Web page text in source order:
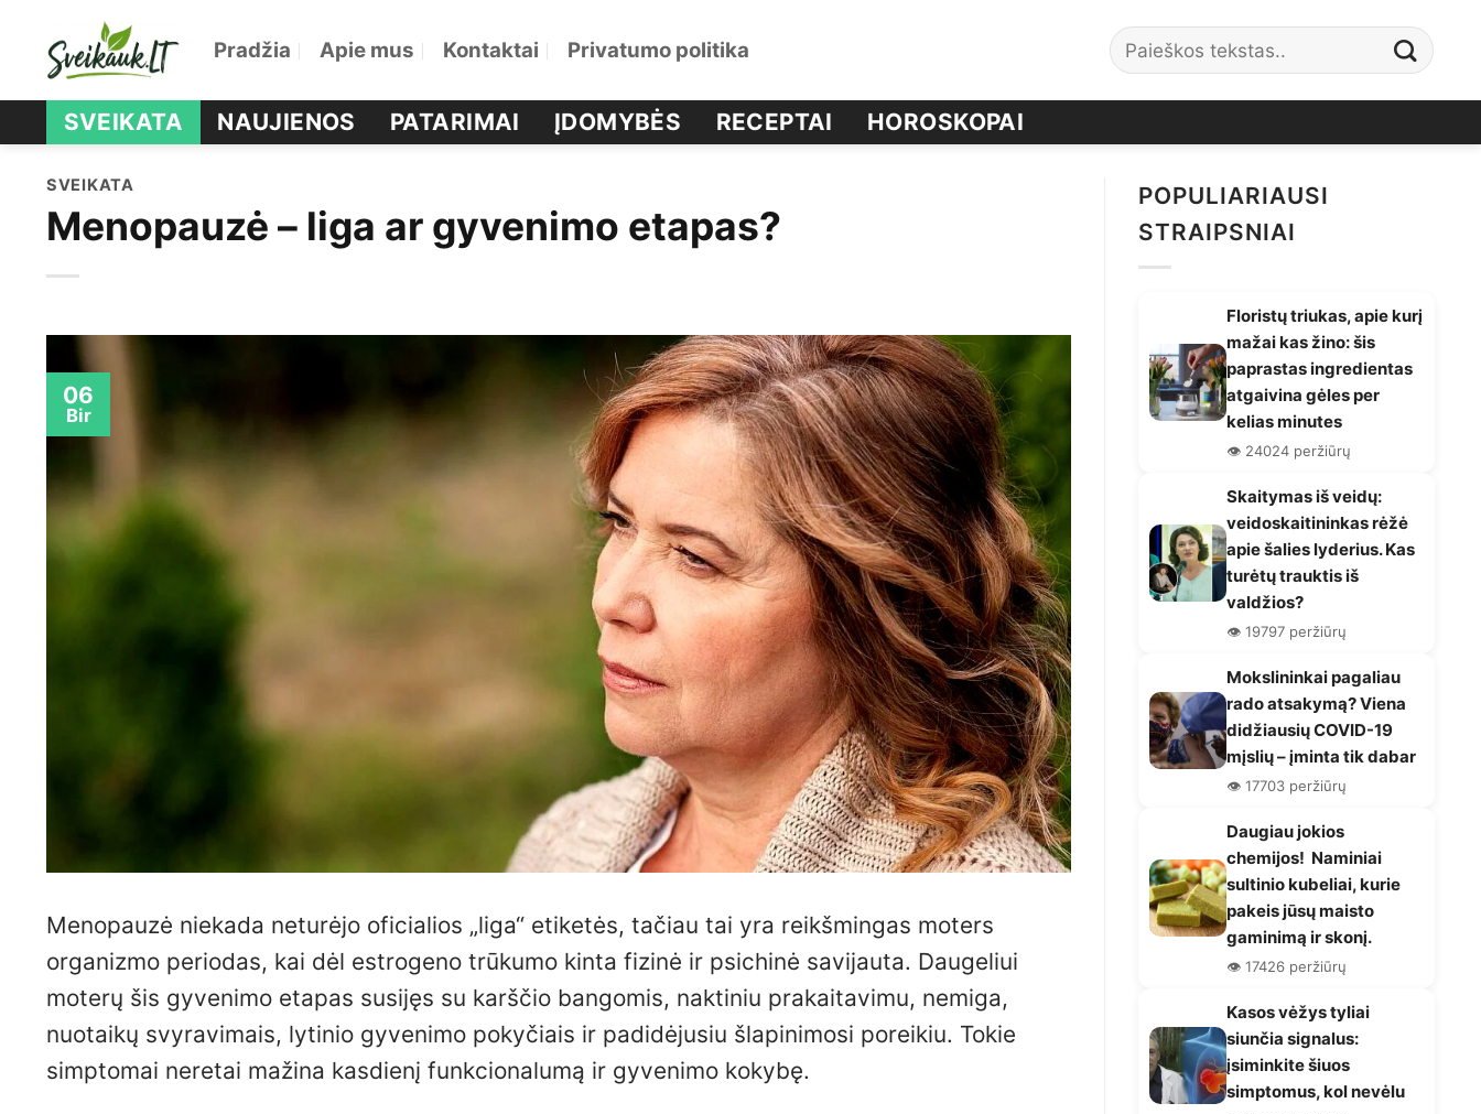
Pradžia Apie mus Kontaktai Privatumo politika
SVEIKATA NAUJIENOS PATARIMAI ĮDOMYBĖS RECEPTAI HOROSKOPAI
SVEIKATA
Menopauzė – liga ar gyvenimo etapas?
06
Bir
Menopauzė niekada neturėjo oficialios „liga“ etiketės, tačiau tai yra reikšmingas moters
organizmo periodas, kai dėl estrogeno trūkumo kinta fizinė ir psichinė savijauta. Daugeliui
moterų šis gyvenimo etapas susijęs su karščio bangomis, naktiniu prakaitavimu, nemiga,
nuotaikų svyravimais, lytinio gyvenimo pokyčiais ir padidėjusiu šlapinimosi poreikiu. Tokie
simptomai neretai mažina kasdienį funkcionalumą ir gyvenimo kokybę.
POPULIARIAUSI
STRAIPSNIAI
Floristų triukas, apie kurį
mažai kas žino: šis
paprastas ingredientas
atgaivina gėles per
kelias minutes
👁️ 24024 peržiūrų
Skaitymas iš veidų:
veidoskaitininkas rėžė
apie šalies lyderius. Kas
turėtų trauktis iš
valdžios?
👁️ 19797 peržiūrų
Mokslininkai pagaliau
rado atsakymą? Viena
didžiausių COVID-19
mįslių – įminta tik dabar
👁️ 17703 peržiūrų
Daugiau jokios
chemijos! Naminiai
sultinio kubeliai, kurie
pakeis jūsų maisto
gaminimą ir skonį.
👁️ 17426 peržiūrų
Kasos vėžys tyliai
siunčia signalus:
įsiminkite šiuos
simptomus, kol nevėlu